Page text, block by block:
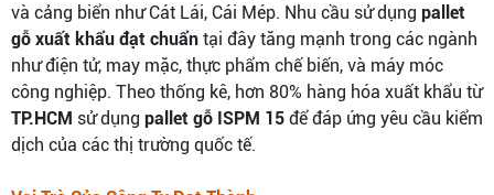
và cảng biển như Cát Lái, Cái Mép. Nhu cầu sử dụng pallet
gỗ xuất khẩu đạt chuẩn tại đây tăng mạnh trong các ngành
như điện tử, may mặc, thực phẩm chế biến, và máy móc
công nghiệp. Theo thống kê, hơn 80% hàng hóa xuất khẩu từ
TP.HCM sử dụng pallet gỗ ISPM 15 để đáp ứng yêu cầu kiểm
dịch của các thị trường quốc tế.